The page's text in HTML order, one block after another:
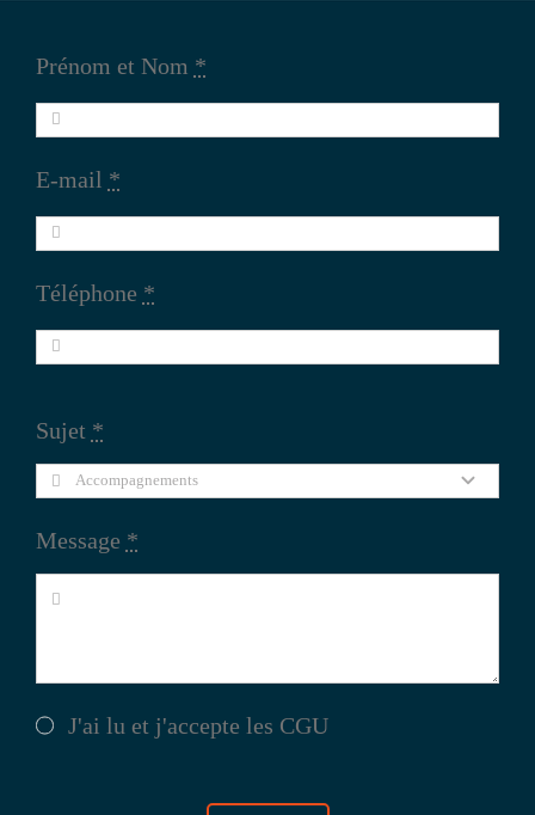
Prénom et Nom *
E-mail *
Téléphone *
Sujet *
Message *
J'ai lu et j'accepte les CGU